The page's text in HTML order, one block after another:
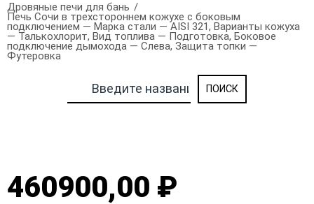
Дровяные печи для бань
Печь Сочи в трехстороннем кожухе с боковым
подключением — Марка стали — AISI 321, Варианты кожуха
— Талькохлорит, Вид топлива — Подготовка, Боковое
подключение дымохода — Слева, Защита топки —
Футеровка
460900,00 ₽